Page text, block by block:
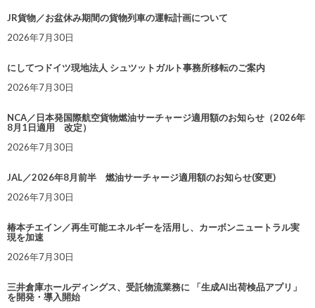
JR貨物／お盆休み期間の貨物列車の運転計画について
2026年7月30日
にしてつドイツ現地法人 シュツットガルト事務所移転のご案内
2026年7月30日
NCA／日本発国際航空貨物燃油サーチャージ適用額のお知らせ（2026年
8月1日適用 改定）
2026年7月30日
JAL／2026年8月前半 燃油サーチャージ適用額のお知らせ(変更)
2026年7月30日
椿本チエイン／再生可能エネルギーを活用し、カーボンニュートラル実
現を加速
2026年7月30日
三井倉庫ホールディングス、受託物流業務に 「生成AI出荷検品アプリ」
を開発・導入開始